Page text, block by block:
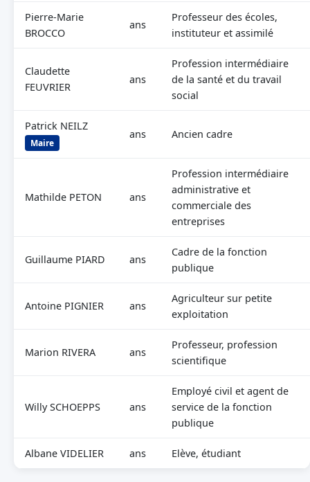
Pierre-Marie
BROCCO
ans
Professeur des écoles,
instituteur et assimilé
Claudette
FEUVRIER
ans
Profession intermédiaire
de la santé et du travail
social
Patrick NEILZ
Maire
ans Ancien cadre
Mathilde PETON ans
Profession intermédiaire
administrative et
commerciale des
entreprises
Guillaume PIARD ans
Cadre de la fonction
publique
Antoine PIGNIER ans
Agriculteur sur petite
exploitation
Marion RIVERA ans
Professeur, profession
scientifique
Willy SCHOEPPS ans
Employé civil et agent de
service de la fonction
publique
Albane VIDELIER ans Elève, étudiant